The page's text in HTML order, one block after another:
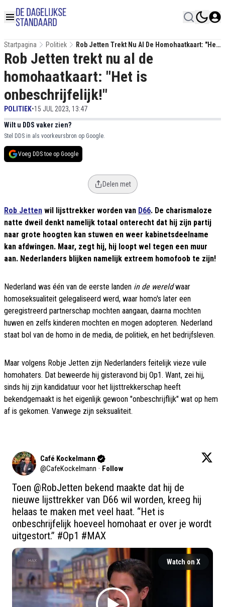
Startpagina Politiek
Rob Jetten Trekt Nu Al De Homohaatkaart: "Het
Is Onbeschrijfelijk!"
Rob Jetten trekt nu al de
homohaatkaart: "Het is
onbeschrijfelijk!"
POLITIEK•15 JUL 2023, 13:47
Wilt u DDS vaker zien?
Stel DDS in als voorkeursbron op Google.
Voeg DDS toe op Google
Delen met
Rob Jetten wil lijsttrekker worden van D66. De charismaloze
natte dweil denkt namelijk totaal onterecht dat hij zijn partij
naar grote hoogten kan stuwen en weer kabinetsdeelname
kan afdwingen. Maar, zegt hij, hij loopt wel tegen een muur
aan. Nederlanders blijken namelijk extreem homofoob te zijn!
Nederland was één van de eerste landen in de wereldwaar
homoseksualiteit gelegaliseerd werd, waar homo's later een
geregistreerd partnerschap mochten aangaan, daarna mochten
huwen en zelfs kinderen mochten en mogen adopteren. Nederland
staat bol van de homo in de media, de politiek, en het bedrijfsleven.
Maar volgens Robje Jetten zijn Nederlanders feitelijk vieze vuile
homohaters. Dat beweerde hij gisteravond bij Op1. Want, zei hij,
sinds hij zijn kandidatuur voor het lijsttrekkerschap heeft
bekendgemaakt is het eigenlijk gewoon "onbeschrijflijk" wat op hem
af is gekomen. Vanwege zijn seksualiteit.
Café Kockelmann
@CafeKockelmann · Follow
Toen @RobJetten bekend maakte dat hij de
nieuwe lijsttrekker van D66 wil worden, kreeg hij
helaas te maken met veel haat. “Het is
onbeschrijfelijk hoeveel homohaat er over je wordt
uitgestort.” #Op1 #MAX
Watch on X